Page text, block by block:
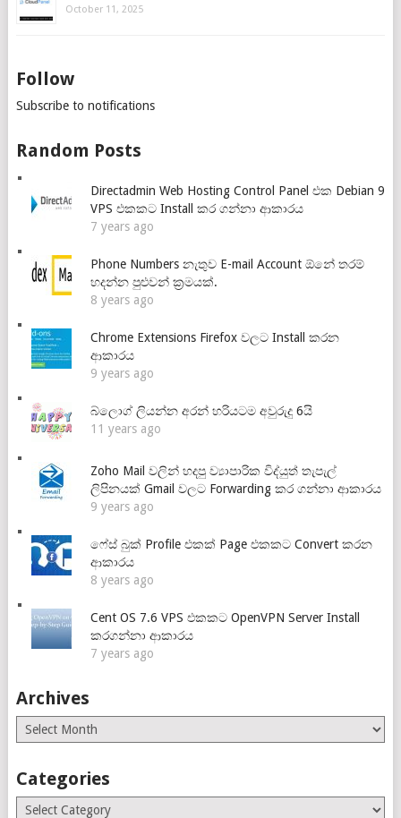
October 11, 2025
Follow
Subscribe to notifications
Random Posts
Directadmin Web Hosting Control Panel එක Debian 9
VPS එකකට Install කර ගන්නා ආකාරය
7 years ago
Phone Numbers නැතුව E-mail Account ඕනේ තරම්
හදන්න පුළුවන් ක්‍රමයක්.
8 years ago
Chrome Extensions Firefox වලට Install කරන
ආකාරය
9 years ago
බ්ලොග් ලියන්න අරන් හරියටම අවුරුදු 6යි
11 years ago
Zoho Mail වලින් හදපු ව්‍යාපාරික විද්යුත් තැපැල්
ලිපිනයක් Gmail වලට Forwarding කර ගන්නා ආකාරය
9 years ago
ෆේස් බුක් Profile එකක් Page එකකට Convert කරන
ආකාරය
8 years ago
Cent OS 7.6 VPS එකකට OpenVPN Server Install
කරගන්නා ආකාරය
7 years ago
Archives
Archives
Categories
Categories